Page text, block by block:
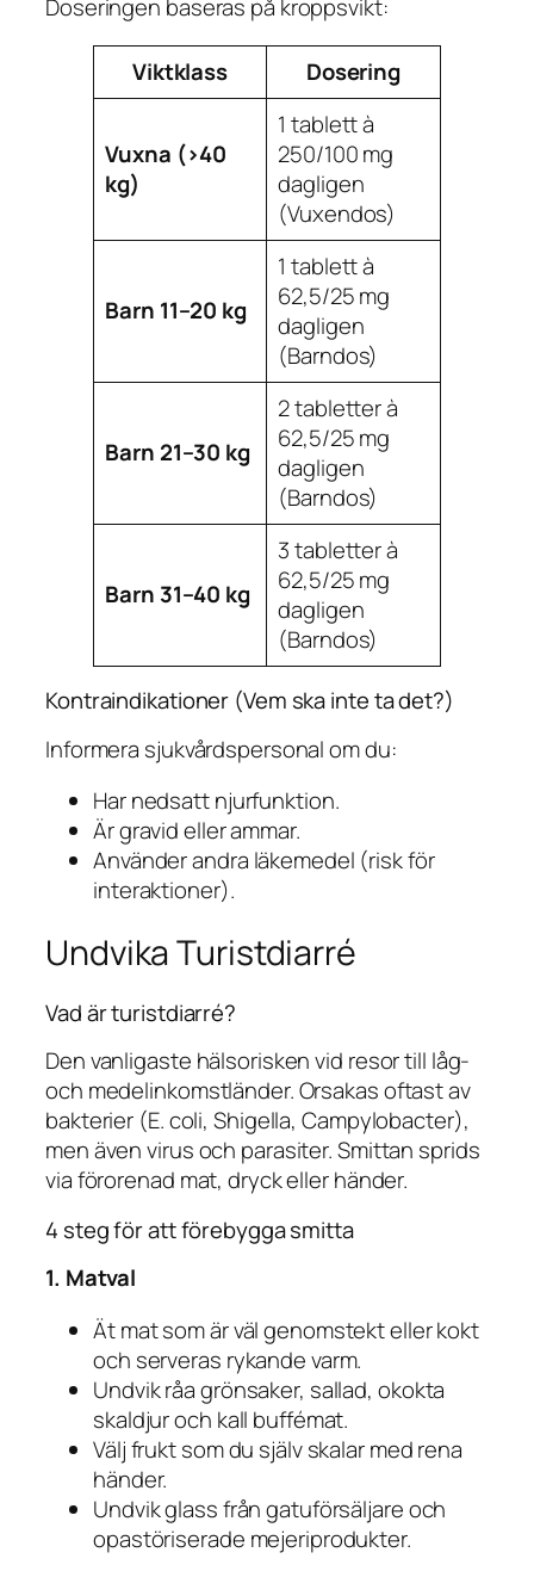
Doseringen baseras på kroppsvikt:
Viktklass Dosering
Vuxna (>40
kg)
1 tablett à
250/100 mg
dagligen
(Vuxendos)
Barn 11–20 kg
1 tablett à
62,5/25 mg
dagligen
(Barndos)
Barn 21–30 kg
2 tabletter à
62,5/25 mg
dagligen
(Barndos)
Barn 31–40 kg
3 tabletter à
62,5/25 mg
dagligen
(Barndos)
Kontraindikationer (Vem ska inte ta det?)
Informera sjukvårdspersonal om du:
Har nedsatt njurfunktion.
Är gravid eller ammar.
Använder andra läkemedel (risk för
interaktioner).
Undvika Turistdiarré
Vad är turistdiarré?
Den vanligaste hälsorisken vid resor till låg-
och medelinkomstländer. Orsakas oftast av
bakterier (E. coli,Shigella,Campylobacter),
men även virus och parasiter. Smittan sprids
via förorenad mat, dryck eller händer.
4 steg för att förebygga smitta
1. Matval
Ät mat som är väl genomstekt eller kokt
och serveras rykande varm.
Undvik råa grönsaker, sallad, okokta
skaldjur och kall buffémat.
Välj frukt som du själv skalar med rena
händer.
Undvik glass från gatuförsäljare och
opastöriserade mejeriprodukter.